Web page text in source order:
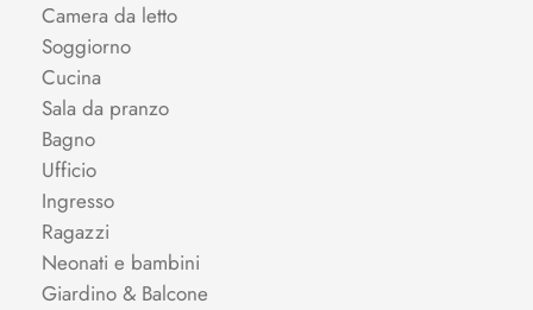
Camera da letto
Soggiorno
Cucina
Sala da pranzo
Bagno
Ufficio
Ingresso
Ragazzi
Neonati e bambini
Giardino & Balcone